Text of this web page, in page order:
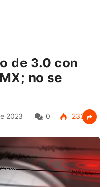
de 3.0 con
no se
2023 0 233